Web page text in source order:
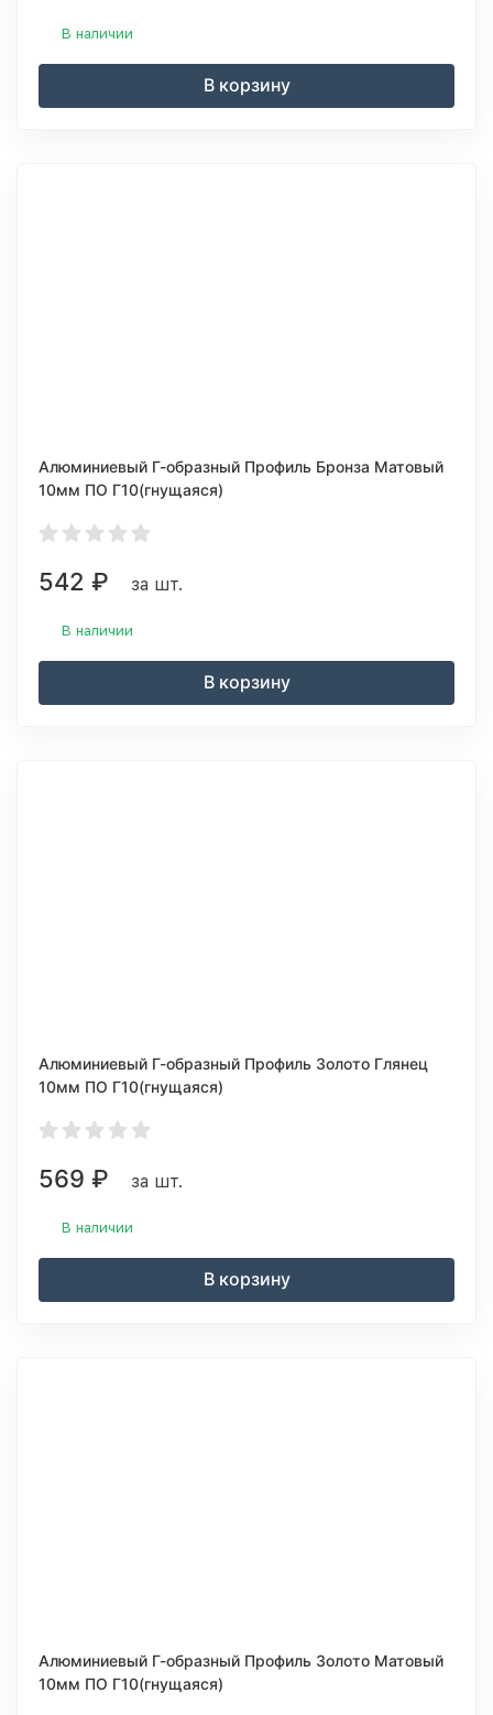
В наличии
В корзину
Алюминиевый Г-образный Профиль Бронза Матовый
10мм ПО Г10(гнущаяся)
542 ₽ за шт.
В наличии
В корзину
Алюминиевый Г-образный Профиль Золото Глянец
10мм ПО Г10(гнущаяся)
569 ₽ за шт.
В наличии
В корзину
Алюминиевый Г-образный Профиль Золото Матовый
10мм ПО Г10(гнущаяся)